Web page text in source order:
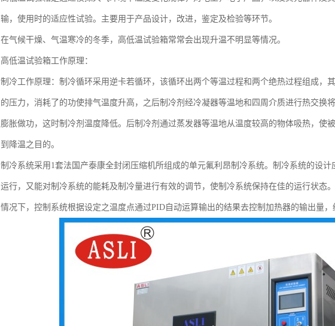
输，使用时的适应性试验。主要用于产品设计，改进，鉴定及检验等环节。
在气候干燥、气温寒冷的冬季，高低温试验箱常常会出现升温不明显等情况。
高低温试验箱工作原理：
制冷工作原理：制冷循环采用逆卡若循环，该循环出两个等温过程和两个绝热过程组成，
的压力，消耗了的功使排气温度升高，之后制冷剂经冷凝器等温地和四周介质进行热交换
膨胀做功，这时制冷剂温度降低。后制冷剂通过蒸发器等温地从温度较高的物体吸热，使
到降温之目的。
制冷系统采用1套法国产泰康全封闭压缩机所组成的单元氟利昂制冷系统。制冷系统的设
运行，又能对制冷系统的能耗及制冷量进行有效的调节，使制冷系统保持在佳的运行状态
情况下，控制系统根据设定之温度点通过PID自动运算输出的结果去控制加热器的输出量，